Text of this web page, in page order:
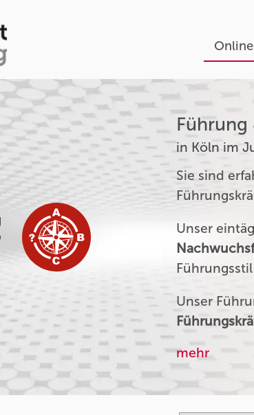
Führung
in Köln im
Sie sind
Unser
Unser
mehr